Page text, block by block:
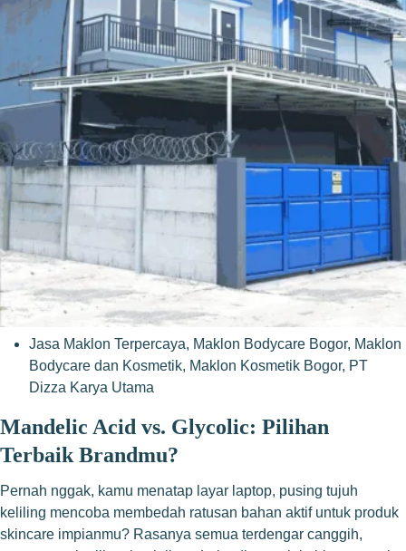
Jasa Maklon Terpercaya, Maklon Bodycare Bogor, Maklon
Bodycare dan Kosmetik, Maklon Kosmetik Bogor, PT
Dizza Karya Utama
Mandelic Acid vs. Glycolic: Pilihan
Terbaik Brandmu?
Pernah nggak, kamu menatap layar laptop, pusing tujuh
keliling mencoba membedah ratusan bahan aktif untuk produk
skincare impianmu? Rasanya semua terdengar canggih,